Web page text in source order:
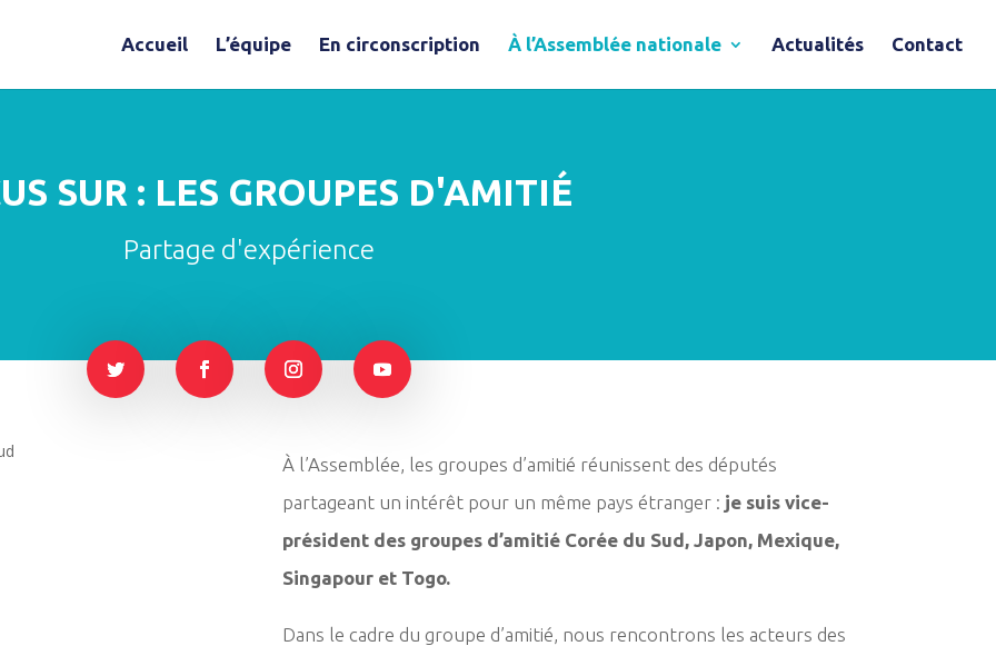
Accueil L’équipe En circonscription À l’Assemblée nationale Actualités Contact
SUR : LES GROUPES D'AMITIÉ
Partage d'expérience
À l’Assemblée, les groupes d’amitié réunissent des députés
partageant un intérêt pour un même pays étranger : je suis vice-
président des groupes d’amitié Corée du Sud, Japon, Mexique,
Singapour et Togo.
Dans le cadre du groupe d’amitié, nous rencontrons les acteurs des